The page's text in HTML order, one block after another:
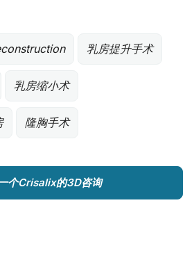
乳房提升手术
乳房缩小术
隆胸手术
个Crisalix的3D咨询